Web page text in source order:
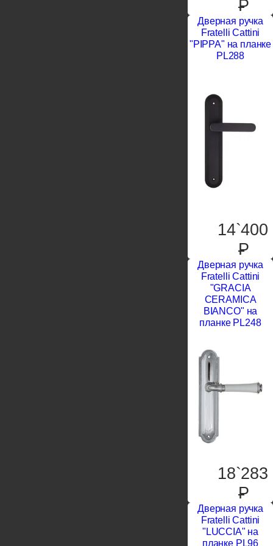
P
Дверная ручка
Fratelli Cattini
"PIPPA" на планке
PL288
14`400
P
Дверная ручка
Fratelli Cattini
"GRACIA
CERAMICA
BIANCO" на
планке PL248
18`283
P
Дверная ручка
Fratelli Cattini
"LUCCIA" на
планке PL96